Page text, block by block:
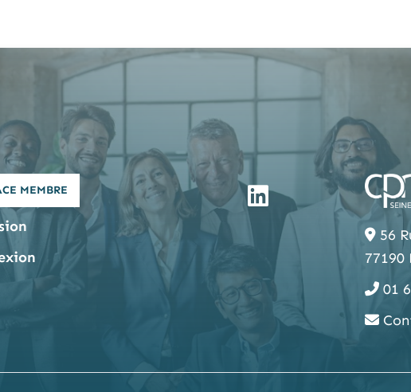
MEMBRE
56
77190
01